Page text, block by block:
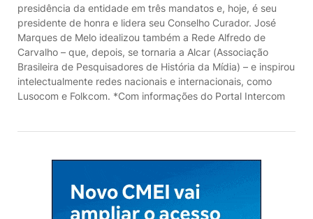
presidência da entidade em três mandatos e, hoje, é seu
presidente de honra e lidera seu Conselho Curador. José
Marques de Melo idealizou também a Rede Alfredo de
Carvalho – que, depois, se tornaria a Alcar (Associação
Brasileira de Pesquisadores de História da Mídia) – e inspirou
intelectualmente redes nacionais e internacionais, como
Lusocom e Folkcom. *Com informações do Portal Intercom